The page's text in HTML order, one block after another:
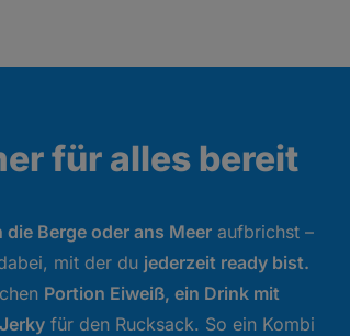
für alles bereit
die Berge oder ans Meer aufbrichst –
mit der du jederzeit ready bist.
Portion Eiweiß, ein Drink mit
Jerky für den Rucksack. So ein Kombi